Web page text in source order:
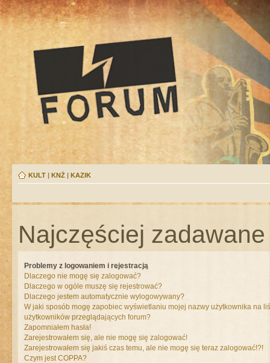
KULT | KNŻ | KAZIK
Najczęściej
Problemy z logowaniem i rejestracją
Dlaczego nie mogę się zalogować?
Dlaczego w ogóle muszę się rejestrować?
Dlaczego jestem automatycznie wylogowywany?
W jaki sposób mogę zapobiec wyświetlaniu mojej nazwy użytkownika na
użytkowników przeglądających forum?
Zapomniałem hasła!
Zarejestrowałem się, ale nie mogę się zalogować!
Zarejestrowałem się jakiś czas temu, ale nie mogę się teraz zalogować!?!
Czym jest COPPA?